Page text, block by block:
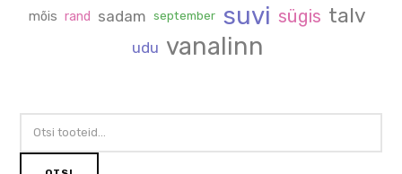
mõis rand sadam september suvi sügis talv
udu vanalinn